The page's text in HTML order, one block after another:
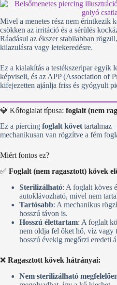
Mivel a menetes rész nem érintkezik
csökken az irritáció és a sérülés
Ráadásul az ékszer stabilabban
kilazulásra vagy letekeredésre.
Ez a kialakítás a testékszeripar egyik
képviseli, és az APP (Association of
kifejezetten ajánlja friss és gyógyult
💎 Kőfoglalat típusa: foglalt (nem
Ez a piercing foglalt követtartalmaz
mechanikusan van rögzítve a fém
Miért fontos ez?
✅ Foglalt (nem ragasztott) kövek
Sterilizálható: A foglalt köves
autoklávozható, mivel nem
Tartósabb: A mechanikus
hosszú távon is.
Hosszú élettartam: A foglalt
nem oldja fel őket hő, víz vagy
hosszú évekig megőrzi eredeti
❌ Ragasztott kövek hátrányai:
Nem sterilizálható